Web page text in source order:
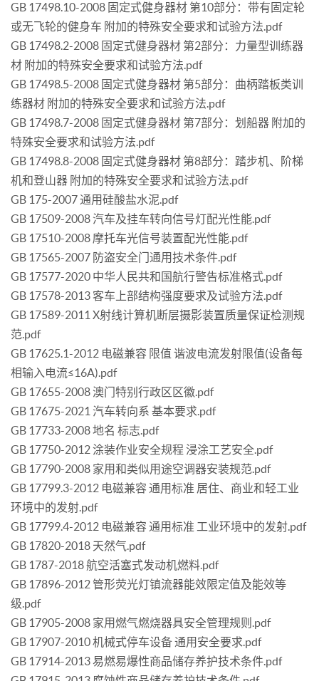
GB 17498.10-2008 固定式健身器材 第10部分：带有固定轮
或无飞轮的健身车 附加的特殊安全要求和试验方法.pdf
GB 17498.2-2008 固定式健身器材 第2部分：力量型训练器
材 附加的特殊安全要求和试验方法.pdf
GB 17498.5-2008 固定式健身器材 第5部分：曲柄踏板类训
练器材 附加的特殊安全要求和试验方法.pdf
GB 17498.7-2008 固定式健身器材 第7部分：划船器 附加的
特殊安全要求和试验方法.pdf
GB 17498.8-2008 固定式健身器材 第8部分：踏步机、阶梯
机和登山器 附加的特殊安全要求和试验方法.pdf
GB 175-2007 通用硅酸盐水泥.pdf
GB 17509-2008 汽车及挂车转向信号灯配光性能.pdf
GB 17510-2008 摩托车光信号装置配光性能.pdf
GB 17565-2007 防盗安全门通用技术条件.pdf
GB 17577-2020 中华人民共和国航行警告标准格式.pdf
GB 17578-2013 客车上部结构强度要求及试验方法.pdf
GB 17589-2011 X射线计算机断层摄影装置质量保证检测规
范.pdf
GB 17625.1-2012 电磁兼容 限值 谐波电流发射限值(设备每
相输入电流≤16A).pdf
GB 17655-2008 澳门特别行政区区徽.pdf
GB 17675-2021 汽车转向系 基本要求.pdf
GB 17733-2008 地名 标志.pdf
GB 17750-2012 涂装作业安全规程 浸涂工艺安全.pdf
GB 17790-2008 家用和类似用途空调器安装规范.pdf
GB 17799.3-2012 电磁兼容 通用标准 居住、商业和轻工业
环境中的发射.pdf
GB 17799.4-2012 电磁兼容 通用标准 工业环境中的发射.pdf
GB 17820-2018 天然气.pdf
GB 1787-2018 航空活塞式发动机燃料.pdf
GB 17896-2012 管形荧光灯镇流器能效限定值及能效等
级.pdf
GB 17905-2008 家用燃气燃烧器具安全管理规则.pdf
GB 17907-2010 机械式停车设备 通用安全要求.pdf
GB 17914-2013 易燃易爆性商品储存养护技术条件.pdf